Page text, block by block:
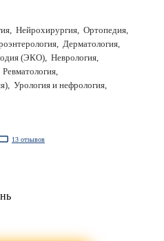
Нейрохирургия Ортопедия
Дерматология
(ЭКО) Неврология
Ревматология
Урология и нефрология
13 отзывов